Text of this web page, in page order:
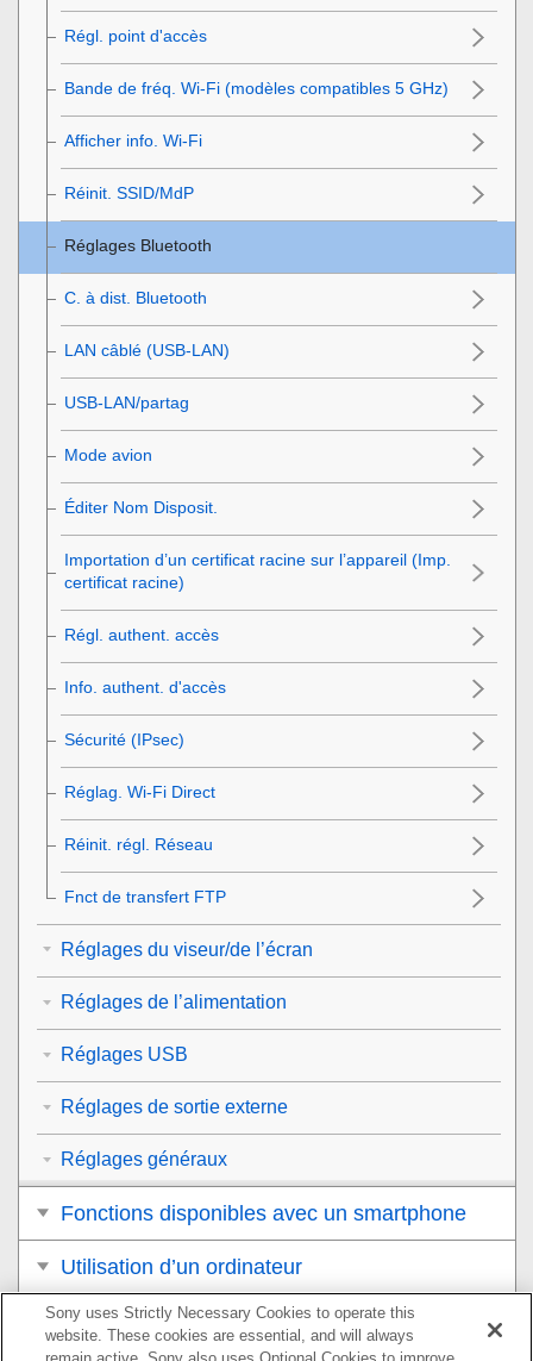
Régl. point d'accès
Bande de fréq. Wi-Fi (modèles compatibles 5 GHz)
Afficher info. Wi-Fi
Réinit. SSID/MdP
Réglages Bluetooth
C. à dist. Bluetooth
LAN câblé (USB-LAN)
USB-LAN/partag
Mode avion
Éditer Nom Disposit.
Importation d’un certificat racine sur l’appareil (Imp.
certificat racine)
Régl. authent. accès
Info. authent. d'accès
Sécurité (IPsec)
Réglag. Wi-Fi Direct
Réinit. régl. Réseau
Fnct de transfert FTP
Réglages du viseur/de l’écran
Réglages de l’alimentation
Réglages USB
Réglages de sortie externe
Réglages généraux
Fonctions disponibles avec un smartphone
Utilisation d’un ordinateur
Utilisation du service de cloud
Sony uses Strictly Necessary Cookies to operate this
website. These cookies are essential, and will always